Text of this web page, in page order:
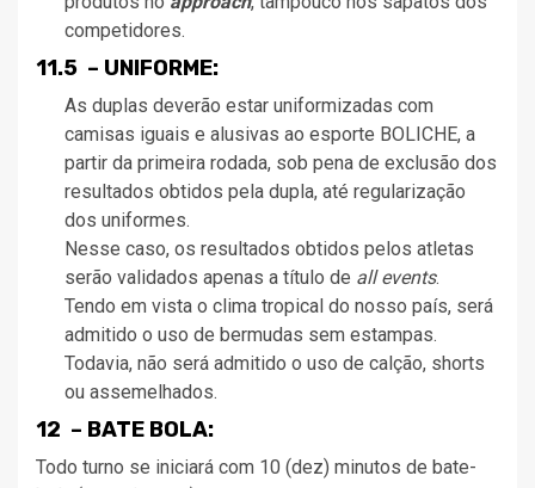
competidores.
11.5 – UNIFORME:
As duplas deverão estar uniformizadas com
camisas iguais e alusivas ao esporte BOLICHE, a
partir da primeira rodada, sob pena de exclusão dos
resultados obtidos pela dupla, até regularização
dos uniformes.
Nesse caso, os resultados obtidos pelos atletas
serão validados apenas a título de all events.
Tendo em vista o clima tropical do nosso país, será
admitido o uso de bermudas sem estampas.
Todavia, não será admitido o uso de calção, shorts
ou assemelhados.
12 – BATE BOLA:
Todo turno se iniciará com 10 (dez) minutos de bate-